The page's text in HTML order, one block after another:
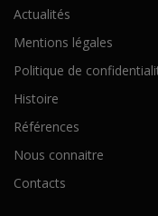
Actualités
Mentions légales
Politique de
Histoire
Références
Nous connaitre
Contacts